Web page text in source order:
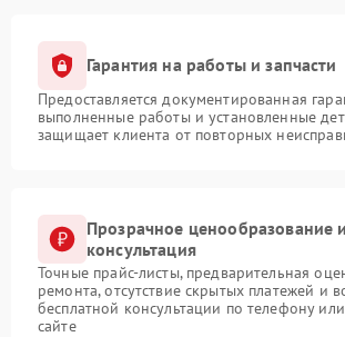
Гарантия на работы и запчасти
Предоставляется документированная
выполненные работы и установленные
защищает клиента от повторных
Прозрачное ценообразование
консультация
Точные прайс-листы, предварительная
ремонта, отсутствие скрытых платежей и
бесплатной консультации по телефону
сайте